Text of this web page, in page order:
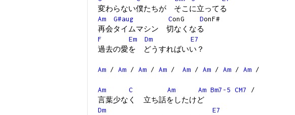
変わらない僕たちが そこに立ってる
Am
G#aug ConG DonF#
再会タイムマシン 切なくなる
F
Em Dm
E7
過去の愛を どうすればいい？
Am / Am / Am / Am / Am / Am / Am / Am /
Am C Am Am Bm7-5 CM7
/
言葉少なく 立ち話をしたけど
Dm
E7